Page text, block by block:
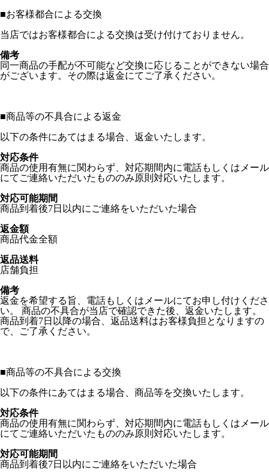
■お客様都合による交換
当店ではお客様都合による交換は受け付けておりません。
備考
同一商品の手配が不可能など交換に応じることができない場合
がございます。その際は返金にてご了承ください。
■商品等の不具合による返金
以下の条件にあてはまる場合、返金いたします。
対応条件
商品の使用有無に関わらず、対応期間内に電話もしくはメール
にてご連絡いただいたもののみ原則対応いたします。
対応可能期間
商品到着後7日以内にご連絡をいただいた場合
返金額
商品代金全額
返品送料
店舗負担
備考
返金を希望する旨、電話もしくはメールにてお申し付けくださ
い。 商品の不具合が当店で確認できた後、返金いたします。
商品到着7日以降の場合、返品送料はお客様負担となりますの
で、ご了承ください。
■商品等の不具合による交換
以下の条件にあてはまる場合、商品等を交換いたします。
対応条件
商品の使用有無に関わらず、対応期間内に電話もしくはメール
にてご連絡いただいたもののみ原則対応いたします。
対応可能期間
商品到着後7日以内にご連絡をいただいた場合